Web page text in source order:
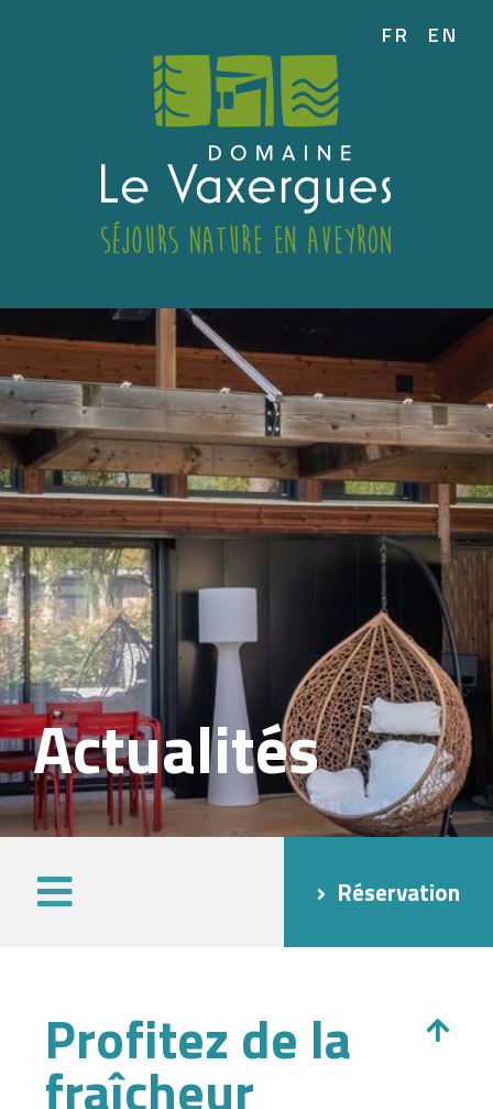
FR EN
Actualités
Réservation
Profitez de la
fraîcheur